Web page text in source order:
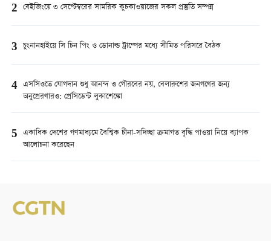
2 বেইজিংয়ে ৩ সেপ্টেম্বরের সামরিক কুচকাওয়াজের সকল প্রস্তুতি সম্পন্ন
3 চুংনানহাইয়ে সি চিন পিং ও ডোনাল্ড ট্রাম্পের মধ্যে সীমিত পরিসরে বৈঠক
4 এসসিওতে যোগদান শুধু আনন্দ ও গৌরবের নয়, বেলারুশের জনগণের জন্য
অনুপ্রেরণারও: প্রেসিডেন্ট লুকাশেঙ্কো
5 একাধিক দেশের গণমাধ্যমে বৈশ্বিক চীনা-সদিচ্ছা ক্রমাগত বৃদ্ধি পাওয়া নিয়ে ব্যাপক
আলোচনা করেছেন